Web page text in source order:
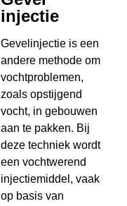
injectie
Gevelinjectie is een
andere methode om
vochtproblemen,
zoals opstijgend
vocht, in gebouwen
aan te pakken. Bij
deze techniek wordt
een vochtwerend
injectiemiddel, vaak
op basis van